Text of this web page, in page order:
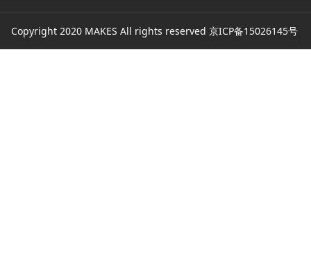
Copyright 2020 MAKES All rights reserved 京ICP备15026145号